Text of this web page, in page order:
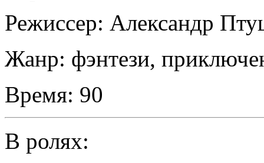
Режиссер: Александр
Жанр: фэнтези,
Время: 90
В ролях: